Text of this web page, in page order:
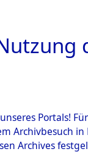
Portals!
Archivbesuch
Archives